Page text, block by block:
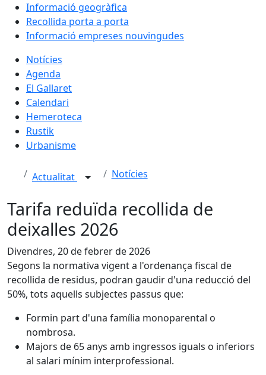
Informació geogràfica
Recollida porta a porta
Informació empreses nouvingudes
Notícies
Agenda
El Gallaret
Calendari
Hemeroteca
Rustik
Urbanisme
Actualitat Notícies
Tarifa reduïda recollida de
deixalles 2026
Divendres, 20 de febrer de 2026
Segons la normativa vigent a l'ordenança fiscal de
recollida de residus, podran gaudir d'una reducció del
50%, tots aquells subjectes passus que:
Formin part d'una família monoparental o
nombrosa.
Majors de 65 anys amb ingressos iguals o inferiors
al salari mínim interprofessional.